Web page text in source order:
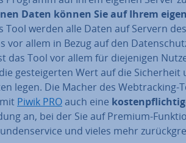
Daten können Sie auf Ihrem
Tool werden alle Daten auf Servern
vor allem in Bezug auf den
das Tool vor allem für die­je­ni­gen
ge­stei­ger­ten Wert auf die Si­cher­heit
legen. Die Macher des Web­track­ing-
Piwik PROauch eine
an, bei der Sie auf Premium-
und vieles mehr